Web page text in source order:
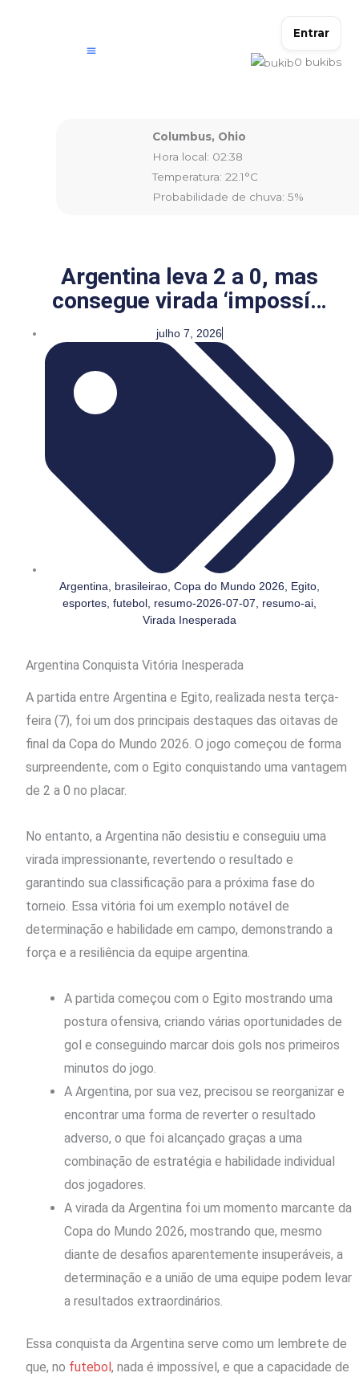
Entrar
0 bukibs
Columbus, Ohio
Hora local: 02:38
Temperatura: 22.1°C
Probabilidade de chuva: 5%
Argentina leva 2 a 0, mas
consegue virada ‘impossí…
julho 7, 2026
Argentina brasileirao, Copa do Mundo 2026, Egito,
esportes, futebol, resumo-2026-07-07 resumo-ai,
Virada Inesperada
Argentina Conquista Vitória Inesperada
A partida entre Argentina e Egito, realizada nesta terça-
feira (7), foi um dos principais destaques das oitavas de
final da Copa do Mundo 2026. O jogo começou de forma
surpreendente, com o Egito conquistando uma vantagem
de 2 a 0 no placar.
No entanto, a Argentina não desistiu e conseguiu uma
virada impressionante, revertendo o resultado e
garantindo sua classificação para a próxima fase do
torneio. Essa vitória foi um exemplo notável de
determinação e habilidade em campo, demonstrando a
força e a resiliência da equipe argentina.
A partida começou com o Egito mostrando uma
postura ofensiva, criando várias oportunidades de
gol e conseguindo marcar dois gols nos primeiros
minutos do jogo.
A Argentina, por sua vez, precisou se reorganizar e
encontrar uma forma de reverter o resultado
adverso, o que foi alcançado graças a uma
combinação de estratégia e habilidade individual
dos jogadores.
A virada da Argentina foi um momento marcante da
Copa do Mundo 2026, mostrando que, mesmo
diante de desafios aparentemente insuperáveis, a
determinação e a união de uma equipe podem levar
a resultados extraordinários.
Essa conquista da Argentina serve como um lembrete de
que, no futebol, nada é impossível, e que a capacidade de